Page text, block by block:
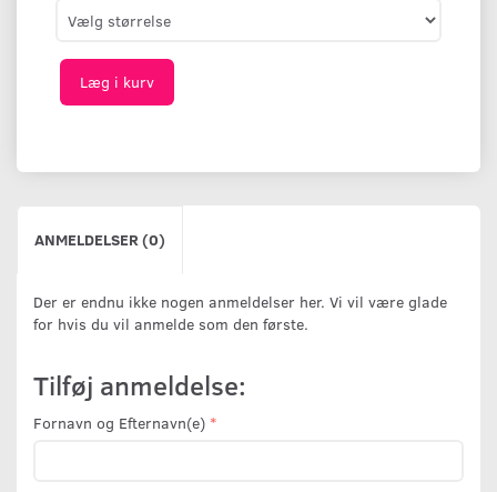
Læg i kurv
ANMELDELSER (0)
Der er endnu ikke nogen anmeldelser her. Vi vil være glade
for hvis du vil anmelde som den første.
Tilføj anmeldelse:
Fornavn og Efternavn(e)